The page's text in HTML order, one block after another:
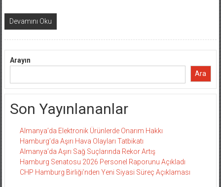
Devamını Oku
Arayın
Ara
Son Yayınlananlar
Almanya’da Elektronik Ürünlerde Onarım Hakkı
Hamburg’da Aşırı Hava Olayları Tatbikatı
Almanya’da Aşırı Sağ Suçlarında Rekor Artış
Hamburg Senatosu 2026 Personel Raporunu Açıkladı
CHP Hamburg Birliği’nden Yeni Siyasi Süreç Açıklaması